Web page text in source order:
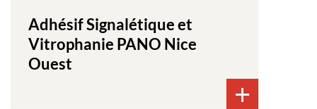
Adhésif Signalétique et
Vitrophanie PANO Nice
Ouest